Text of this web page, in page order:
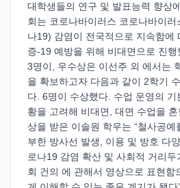
대학생들의 연구 및 발표능력 향상
회는 코로나바이러스 코로나바이
나19) 감염이 전국적으로 지속함에
증-19 예방을 위해 비대면으로 진
3명이, 우수상은 이선주 외 에서는
을 확보하고자 다음과 같이 2학기
다. 6명이 수상했다. 수업 운영의
황을 고려해 비대면, 대면 수업을
상을 받은 이솔원 학우는 “철사공
부한 방사선 발생, 이용 및 방호 다
로나19 감염 확산 및 사회적 거리두
회 건의 에 관해서 영상으로 표현함